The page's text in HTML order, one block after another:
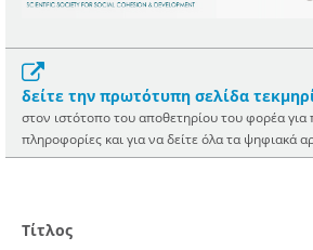
δείτε την πρωτότυπη σελίδα
στον ιστότοπο του αποθετηρίου του φορέα για
πληροφορίες και για να δείτε όλα τα ψηφιακά
Τίτλος